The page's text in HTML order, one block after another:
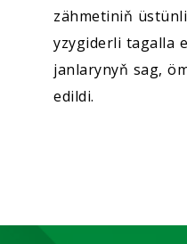
zähmetiniň
yzygiderli tagalla
janlarynyň sag,
edildi.